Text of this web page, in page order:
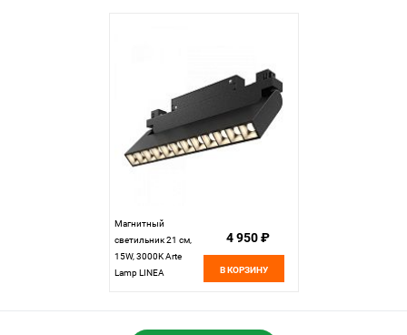
Магнитный
светильник 21 см,
15W, 3000K Arte
Lamp LINEA
4 950 ₽
В КОРЗИНУ